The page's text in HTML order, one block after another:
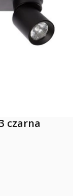
czarna